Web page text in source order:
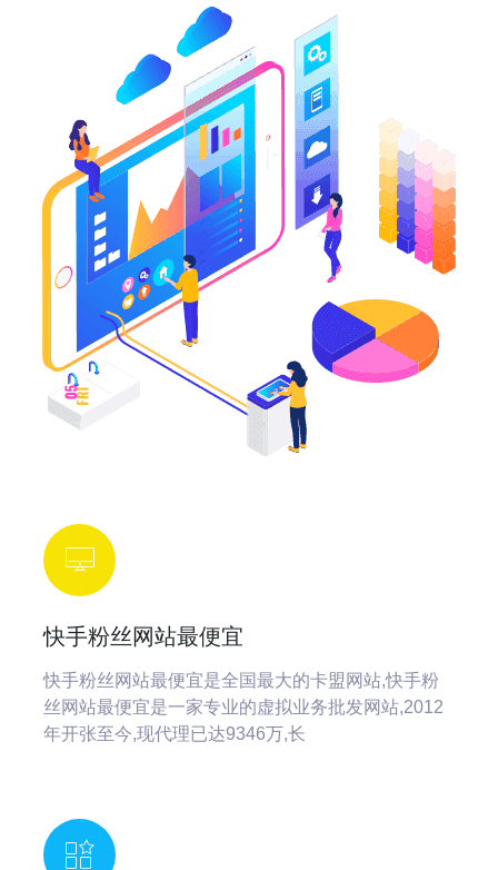
快手粉丝网站最便宜
快手粉丝网站最便宜是全国最大的卡盟网站,快手粉
丝网站最便宜是一家专业的虚拟业务批发网站,2012
年开张至今,现代理已达9346万,长